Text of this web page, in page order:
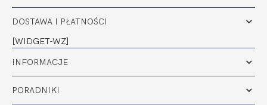
DOSTAWA I PŁATNOŚCI
[WIDGET-WZ]
INFORMACJE
PORADNIKI